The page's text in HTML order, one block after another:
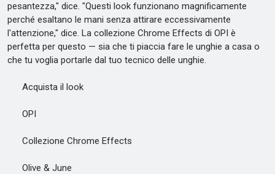
pesantezza," dice. "Questi look funzionano magnificamente
perché esaltano le mani senza attirare eccessivamente
l'attenzione," dice. La collezione Chrome Effects di OPI è
perfetta per questo — sia che ti piaccia fare le unghie a casa o
che tu voglia portarle dal tuo tecnico delle unghie.
Acquista il look
OPI
Collezione Chrome Effects
Olive & June